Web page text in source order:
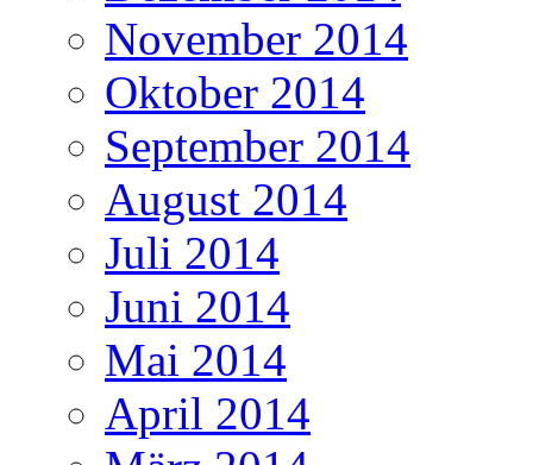
November 2014
Oktober 2014
September 2014
August 2014
Juli 2014
Juni 2014
Mai 2014
April 2014